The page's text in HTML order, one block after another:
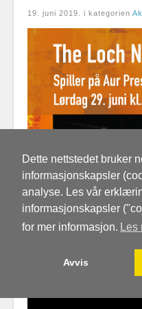
Dette nettstedet bruker
informasjonskapsler
analyse. Les vår
informasjonskapsler
for mer informasjon. Les
Avvis
19. juni 2019 . i kategorien